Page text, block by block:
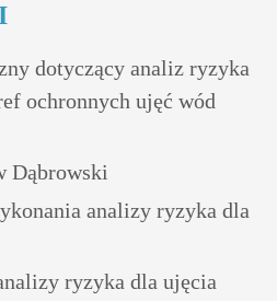
dotyczący analiz ryzyka
ochronnych ujęć wód
Dąbrowski
analizy ryzyka dla
ryzyka dla ujęcia